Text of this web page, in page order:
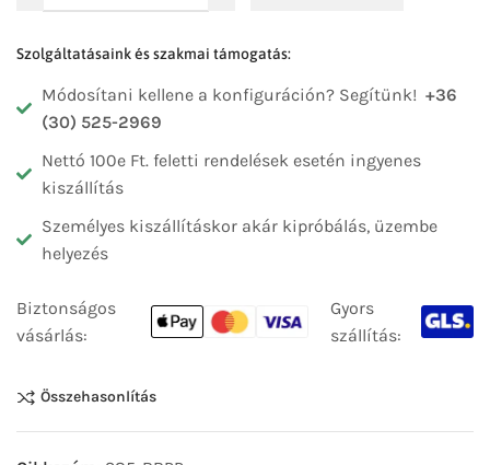
Szolgáltatásaink és szakmai támogatás:
Módosítani kellene a konfiguráción? Segítünk! +36
(30) 525-2969
Nettó 100e Ft. feletti rendelések esetén ingyenes
kiszállítás
Személyes kiszállításkor akár kipróbálás, üzembe
helyezés
Biztonságos
vásárlás:
Gyors
szállítás:
Összehasonlítás